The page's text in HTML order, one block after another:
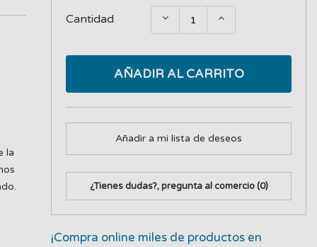
la
Cantidad
AÑADIR AL CARRITO
Añadir a mi lista de deseos
¿Tienes dudas?, pregunta al comercio(0)
¡Compra online miles de productos en